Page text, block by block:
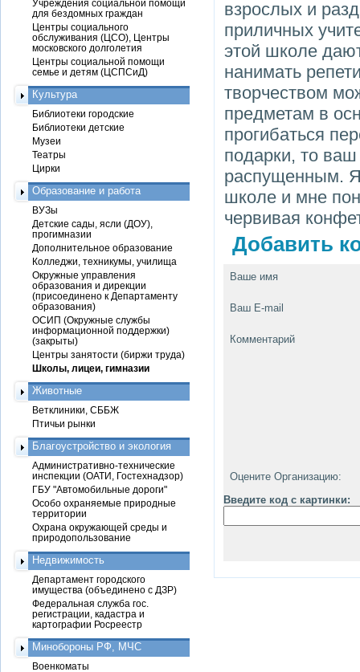
взрослых и
приличных
этой школе
нанимать
творчеством
предметам в
прогибаться
подарки, то
распущенным. Я
школе и мне
червивая
Добавить
Ваше имя
Ваш E-mail
Комментарий
Оцените Организацию:
Введите код с картинки:
Учреждения социальной помощи
для бездомных граждан
Центры социального
обслуживания (ЦСО), Центры
московского долголетия
Центры социальной помощи
семье и детям (ЦСПСиД)
Культура
Библиотеки городские
Библиотеки детские
Музеи
Театры
Цирки
Образование и работа
ВУЗы
Детские сады, ясли (ДОУ),
прогимназии
Дополнительное образование
Колледжи, техникумы, училища
Окружные управления
образования и дирекции
(присоединено к Департаменту
образования)
ОСИП (Окружные службы
информационной поддержки)
(закрыты)
Центры занятости (биржи труда)
Школы, лицеи, гимназии
Животные
Ветклиники, СББЖ
Птичьи рынки
Благоустройство и экология
Административно-технические
инспекции (ОАТИ, Гостехнадзор)
ГБУ "Автомобильные дороги"
Особо охраняемые природные
территории
Охрана окружающей среды и
природопользование
Недвижимость
Департамент городского
имущества (объединено с ДЗР)
Федеральная служба гос.
регистрации, кадастра и
картографии Росреестр
Минобороны РФ, МЧС
Военкоматы